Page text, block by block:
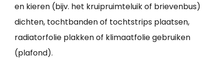
en kieren (bijv. het kruipruimteluik of brievenbus)
dichten, tochtbanden of tochtstrips plaatsen,
radiatorfolie plakken of klimaatfolie gebruiken
(plafond).